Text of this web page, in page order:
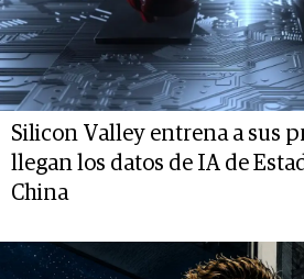
Silicon Valley entrena a sus
llegan los datos de IA de
China